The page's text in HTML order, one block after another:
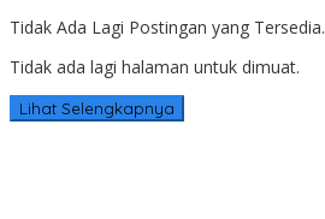
Tidak Ada Lagi Postingan yang Tersedia.
Tidak ada lagi halaman untuk dimuat.
Lihat Selengkapnya